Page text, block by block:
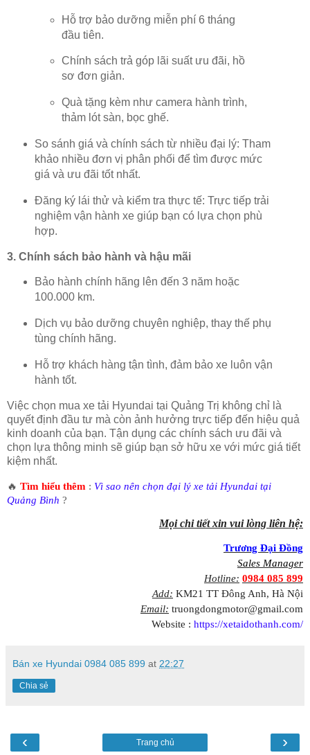
Hỗ trợ bảo dưỡng miễn phí 6 tháng
đầu tiên.
Chính sách trả góp lãi suất ưu đãi, hồ
sơ đơn giản.
Quà tặng kèm như camera hành trình,
thảm lót sàn, bọc ghế.
So sánh giá và chính sách từ nhiều đại lý: Tham
khảo nhiều đơn vị phân phối để tìm được mức
giá và ưu đãi tốt nhất.
Đăng ký lái thử và kiểm tra thực tế: Trực tiếp trải
nghiệm vận hành xe giúp bạn có lựa chọn phù
hợp.
3. Chính sách bảo hành và hậu mãi
Bảo hành chính hãng lên đến 3 năm hoặc
100.000 km.
Dịch vụ bảo dưỡng chuyên nghiệp, thay thế phụ
tùng chính hãng.
Hỗ trợ khách hàng tận tình, đảm bảo xe luôn vận
hành tốt.
Việc chọn mua xe tải Hyundai tại Quảng Trị không chỉ là
quyết định đầu tư mà còn ảnh hưởng trực tiếp đến hiệu quả
kinh doanh của bạn. Tận dụng các chính sách ưu đãi và
chọn lựa thông minh sẽ giúp bạn sở hữu xe với mức giá tiết
kiệm nhất.
🔥 Tìm hiểu thêm : Vì sao nên chọn đại lý xe tải Hyundai tại
Quảng Bình ?
Mọi chi tiết xin vui lòng liên hệ:
Trương Đại Đồng
Sales Manager
Hotline: 0984 085 899
Add: KM21 TT Đông Anh, Hà Nội
Email: truongdongmotor@gmail.com
Website : https://xetaidothanh.com/
Bán xe Hyundai 0984 085 899 at 22:27
Chia sẻ
‹ ›
Trang chủ